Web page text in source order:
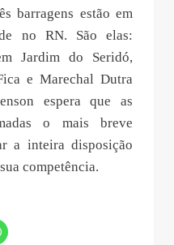
barragens estão em
no RN. São elas:
Jardim do Seridó,
e Marechal Dutra
espera que as
o mais breve
a inteira disposição
competência.